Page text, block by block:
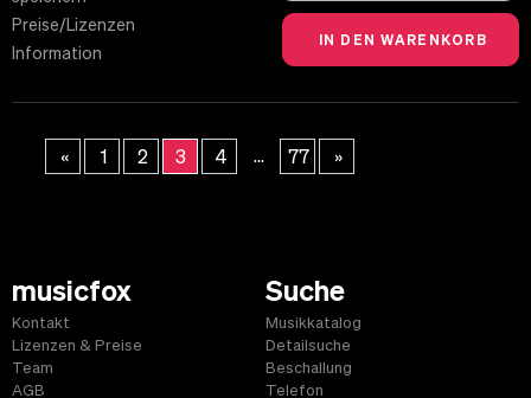
Preise/Lizenzen
Information
« 1 2 3 4 ... 77 »
musicfox
Kontakt
Lizenzen & Preise
Team
AGB
Suche
Musikkatalog
Detailsuche
Beschallung
Telefon